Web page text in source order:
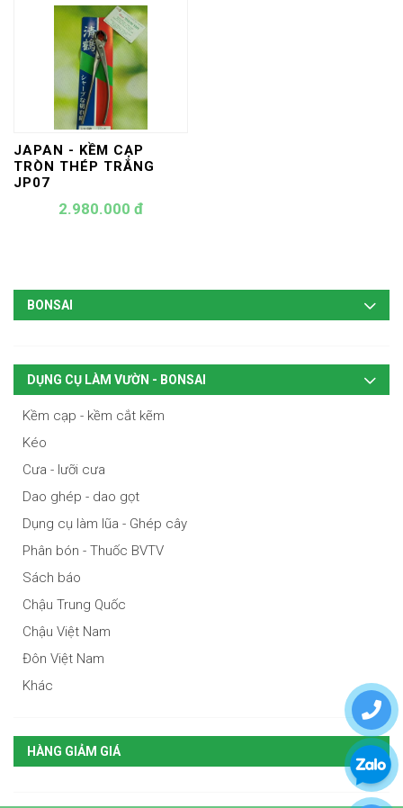
JAPAN - KỀM CẠP
TRÒN THÉP TRẮNG
JP07
2.980.000 đ
BONSAI
DỤNG CỤ LÀM VƯỜN - BONSAI
Kềm cạp - kềm cắt kẽm
Kéo
Cưa - lưỡi cưa
Dao ghép - dao gọt
Dụng cụ làm lũa - Ghép cây
Phân bón - Thuốc BVTV
Sách báo
Chậu Trung Quốc
Chậu Việt Nam
Đôn Việt Nam
Khác
HÀNG GIẢM GIÁ